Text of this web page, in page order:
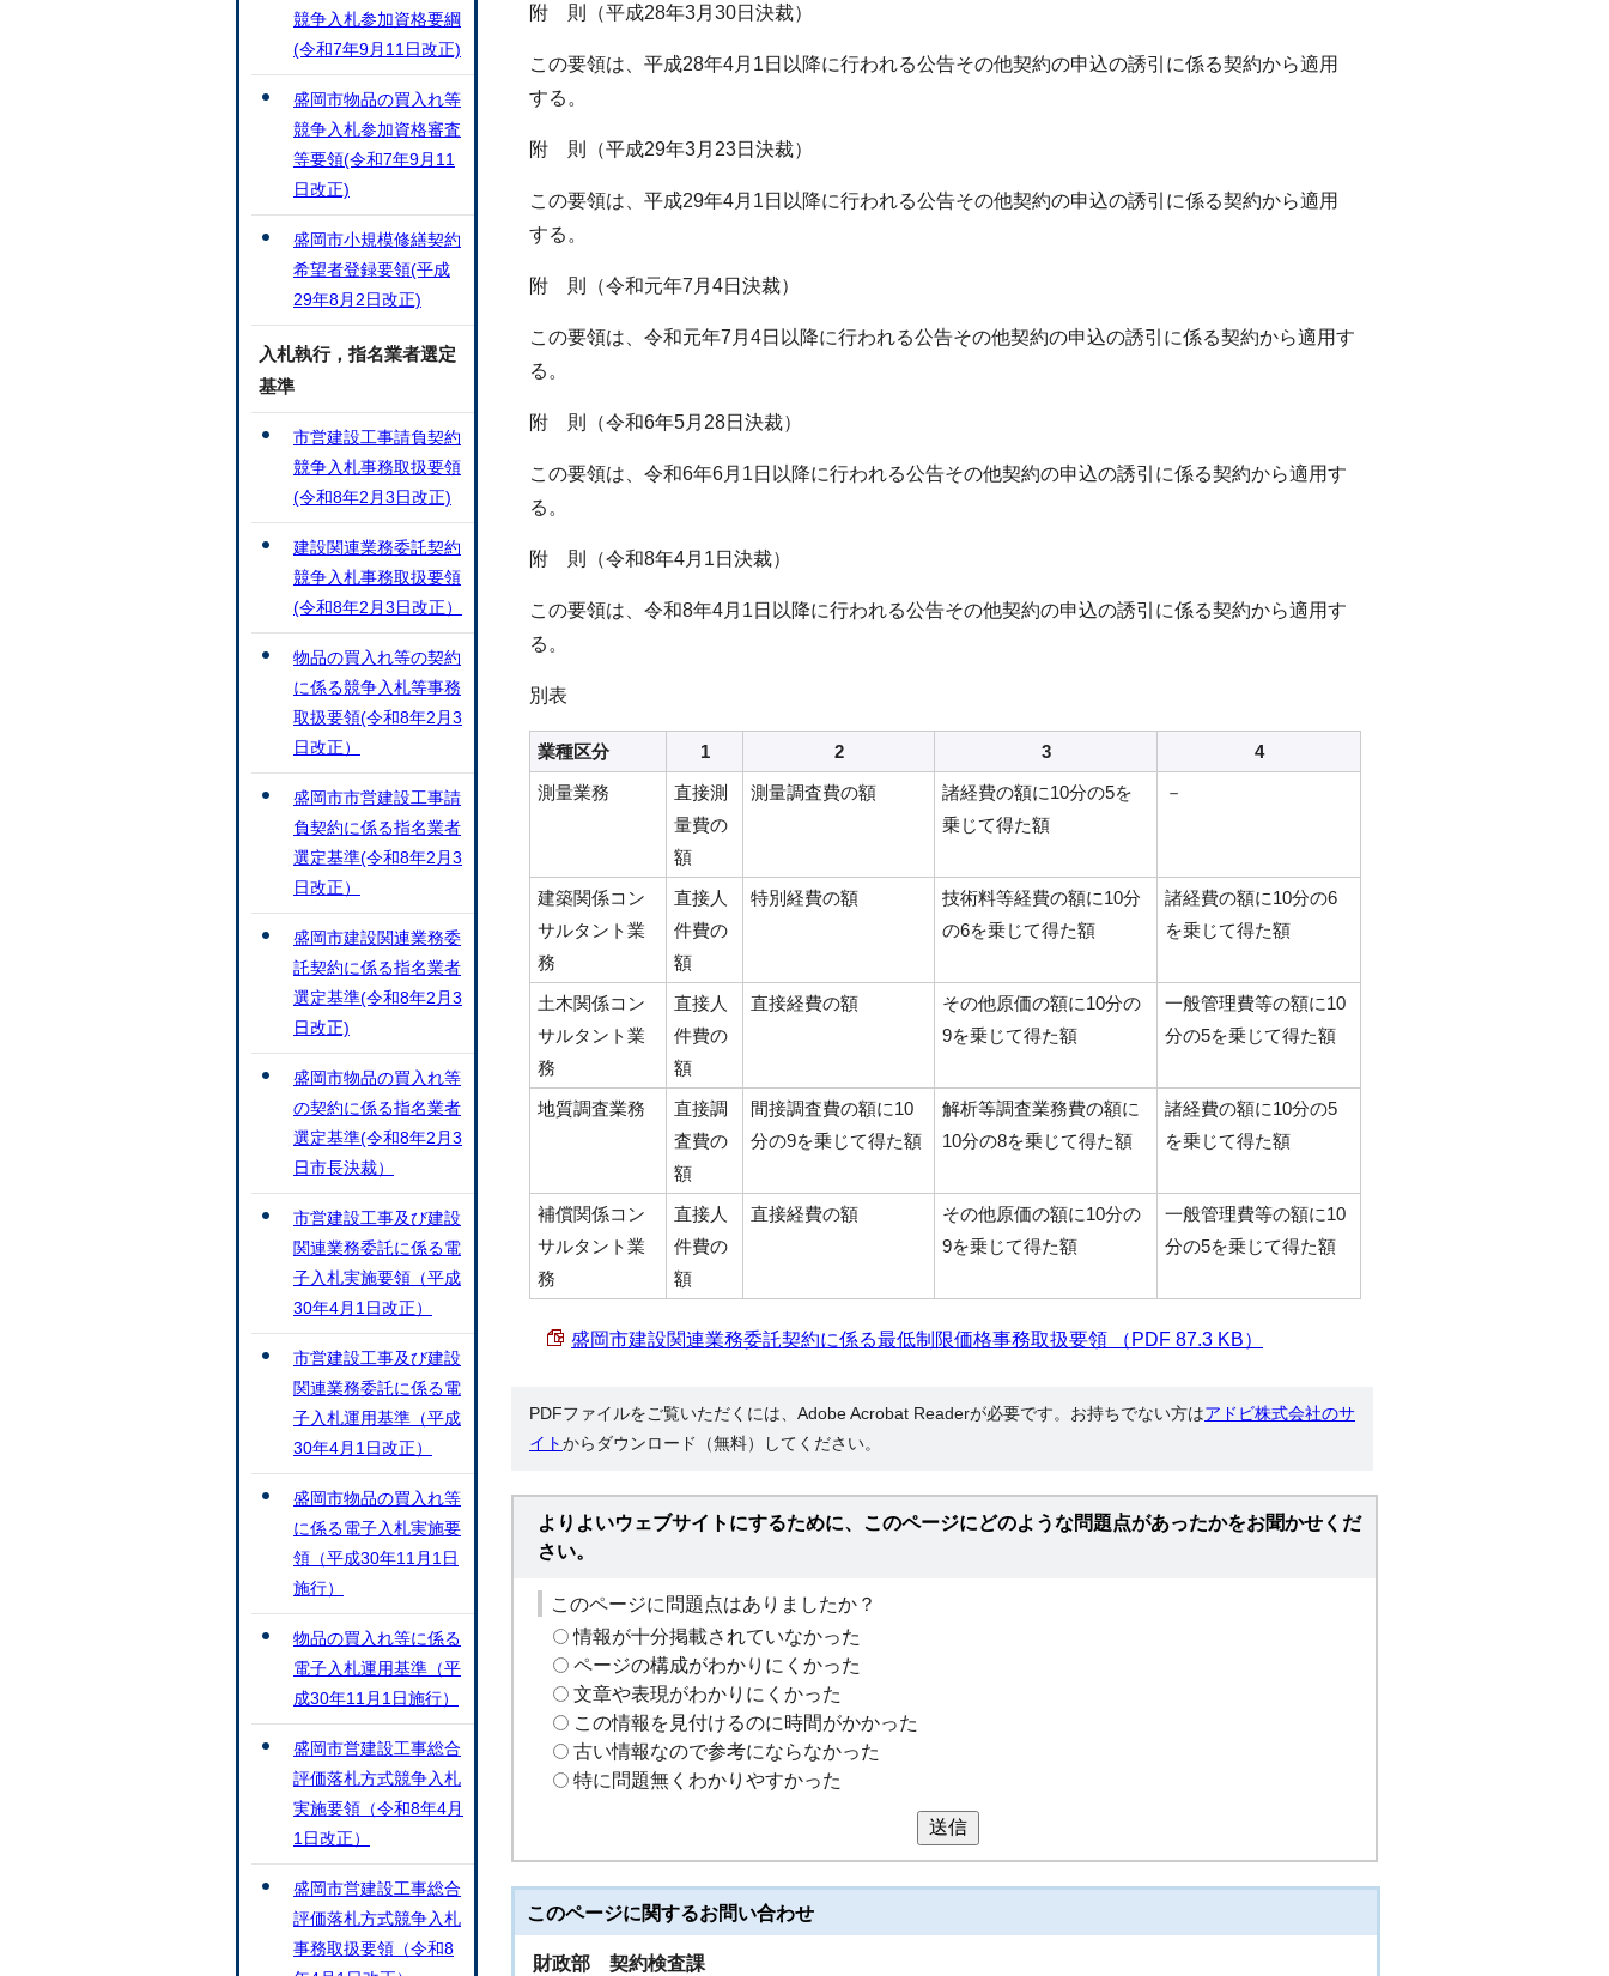
附 則（平成28年3月30日決裁）
この要領は、平成28年4月1日以降に行われる公告その他契約の申込の誘引に係る契約から適用
する。
附 則（平成29年3月23日決裁）
この要領は、平成29年4月1日以降に行われる公告その他契約の申込の誘引に係る契約から適用
する。
附 則（令和元年7月4日決裁）
この要領は、令和元年7月4日以降に行われる公告その他契約の申込の誘引に係る契約から適用す
る。
附 則（令和6年5月28日決裁）
この要領は、令和6年6月1日以降に行われる公告その他契約の申込の誘引に係る契約から適用す
る。
附 則（令和8年4月1日決裁）
この要領は、令和8年4月1日以降に行われる公告その他契約の申込の誘引に係る契約から適用す
る。
別表
業種区分 1 2 3
4
測量業務
直接測
量費の
額
測量調査費の額
諸経費の額に10分の5を
乗じて得た額
－
建築関係コン
サルタント業
務
直接人
件費の
額
特別経費の額
技術料等経費の額に10分
の6を乗じて得た額
諸経費の額に10分の6
を乗じて得た額
土木関係コン
サルタント業
務
直接人
件費の
額
直接経費の額
その他原価の額に10分の
9を乗じて得た額
一般管理費等の額に10
分の5を乗じて得た額
地質調査業務
直接調
査費の
額
間接調査費の額に10
分の9を乗じて得た額
解析等調査業務費の額に
10分の8を乗じて得た額
諸経費の額に10分の5
を乗じて得た額
補償関係コン
サルタント業
務
直接人
件費の
額
直接経費の額
その他原価の額に10分の
9を乗じて得た額
一般管理費等の額に10
分の5を乗じて得た額
盛岡市建設関連業務委託契約に係る最低制限価格事務取扱要領 （PDF 87.3 KB）
PDFファイルをご覧いただくには、Adobe Acrobat Readerが必要です。お持ちでない方はアドビ株式会社のサ
イトからダウンロード（無料）してください。
よりよいウェブサイトにするために、このページにどのような問題点があったかをお聞かせくだ
さい。
このページに問題点はありましたか？
情報が十分掲載されていなかった
ページの構成がわかりにくかった
文章や表現がわかりにくかった
この情報を見付けるのに時間がかかった
古い情報なので参考にならなかった
特に問題無くわかりやすかった
送信
このページに関するお問い合わせ
財政部 契約検査課
競争入札参加資格要綱
(令和7年9月11日改正)
盛岡市物品の買入れ等
競争入札参加資格審査
等要領(令和7年9月11
日改正)
盛岡市小規模修繕契約
希望者登録要領(平成
29年8月2日改正)
入札執行，指名業者選定
基準
市営建設工事請負契約
競争入札事務取扱要領
(令和8年2月3日改正)
建設関連業務委託契約
競争入札事務取扱要領
(令和8年2月3日改正）
物品の買入れ等の契約
に係る競争入札等事務
取扱要領(令和8年2月3
日改正）
盛岡市市営建設工事請
負契約に係る指名業者
選定基準(令和8年2月3
日改正）
盛岡市建設関連業務委
託契約に係る指名業者
選定基準(令和8年2月3
日改正)
盛岡市物品の買入れ等
の契約に係る指名業者
選定基準(令和8年2月3
日市長決裁）
市営建設工事及び建設
関連業務委託に係る電
子入札実施要領（平成
30年4月1日改正）
市営建設工事及び建設
関連業務委託に係る電
子入札運用基準（平成
30年4月1日改正）
盛岡市物品の買入れ等
に係る電子入札実施要
領（平成30年11月1日
施行）
物品の買入れ等に係る
電子入札運用基準（平
成30年11月1日施行）
盛岡市営建設工事総合
評価落札方式競争入札
実施要領（令和8年4月
1日改正）
盛岡市営建設工事総合
評価落札方式競争入札
事務取扱要領（令和8